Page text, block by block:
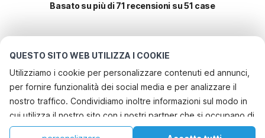
QUESTO SITO WEB UTILIZZA I COOKIE
Utilizziamo i cookie per personalizzare contenuti ed annunci,
per fornire funzionalità dei social media e per analizzare il
nostro traffico. Condividiamo inoltre informazioni sul modo in
cui utilizza il nostro sito con i nostri partner che si occupano di
analisi dei dati web, pubblicità e social media, i quali
Basato su più di 71 recensioni su 51 case
Le destinazioni più popolari per le
vacanze
Città con i migliori servizi per le vacanze
Casa vacanze a misura di bambino le-muy
Casa vacanze a misura di bambino roquebrune-sur-argens
Servizi più popolari per le vacanze in Villefranche-sur-mer
Casa vacanze con piscina